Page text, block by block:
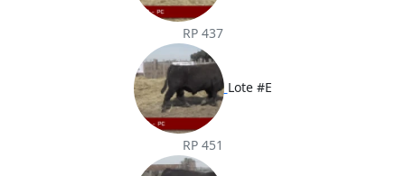
RP 437
Lote #E
RP 451